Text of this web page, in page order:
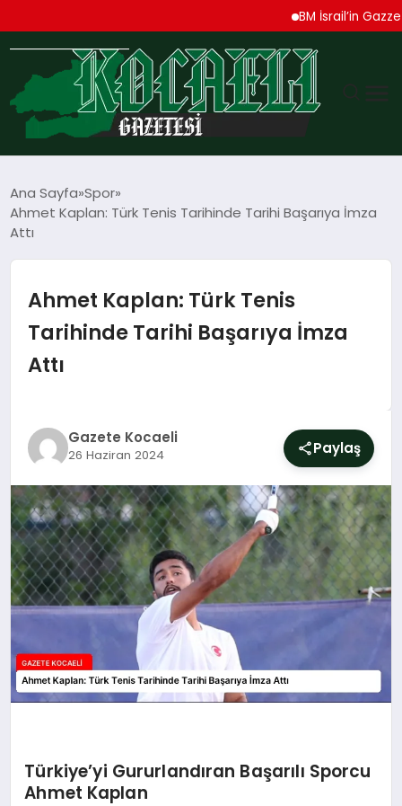
BM İsrail’in Gazze
TEKNOLOJI
MAGAZIN
YAŞAM
DÜNYA
SAĞLIK
EĞITIM
Ana Sayfa Spor
Ahmet Kaplan: Türk Tenis Tarihinde Tarihi Başarıya İmza
Attı
Ahmet Kaplan: Türk Tenis
Tarihinde Tarihi Başarıya İmza
Attı
Gazete Kocaeli
26 Haziran 2024 Paylaş
Türkiye’yi Gururlandıran Başarılı Sporcu
Ahmet Kaplan